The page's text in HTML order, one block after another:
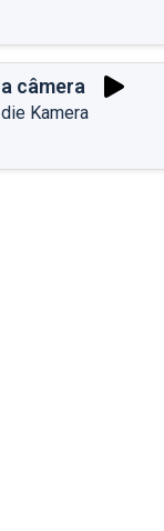
a câmera
die Kamera